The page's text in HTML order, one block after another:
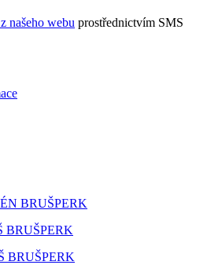
našeho webu prostřednictvím SMS
BRUŠPERK
BRUŠPERK
BRUŠPERK